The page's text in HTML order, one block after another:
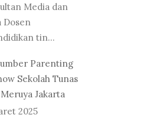
Media dan
Dosen
tin...
Parenting
Sekolah Tunas
Jakarta
2025